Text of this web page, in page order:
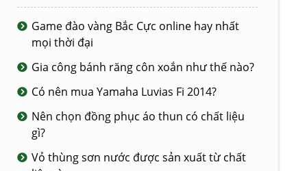
Game đào vàng Bắc Cực online hay nhất
mọi thời đại
Gia công bánh răng côn xoắn như thế nào?
Có nên mua Yamaha Luvias Fi 2014?
Nên chọn đồng phục áo thun có chất liệu
gì?
Vỏ thùng sơn nước được sản xuất từ chất